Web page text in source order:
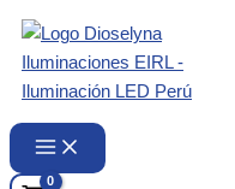
contenido